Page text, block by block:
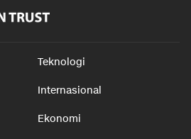
Teknologi
Internasional
Ekonomi